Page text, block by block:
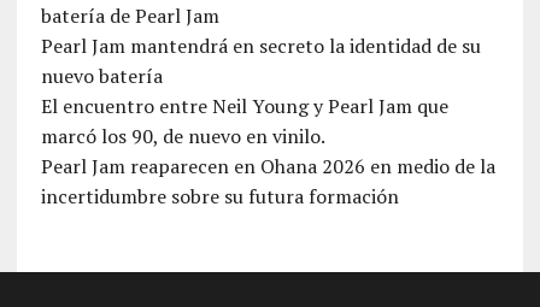
batería de Pearl Jam
Pearl Jam mantendrá en secreto la identidad de su
nuevo batería
El encuentro entre Neil Young y Pearl Jam que
marcó los 90, de nuevo en vinilo.
Pearl Jam reaparecen en Ohana 2026 en medio de la
incertidumbre sobre su futura formación